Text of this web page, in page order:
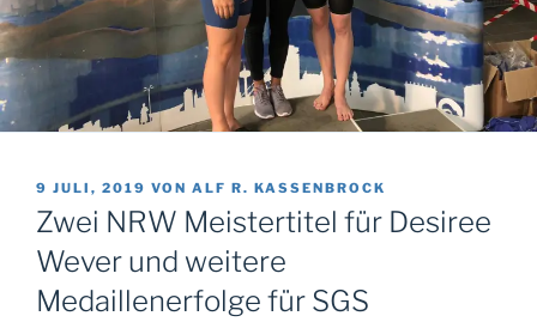
VERÖFFENTLICHT
AM
9 JULI, 2019 VON ALF R. KASSENBROCK
Zwei NRW Meistertitel für Desiree
Wever und weitere
Medaillenerfolge für SGS